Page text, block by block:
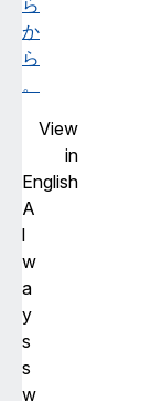
ら
か
ら
。
View
in
English
A
l
w
a
y
s
s
w